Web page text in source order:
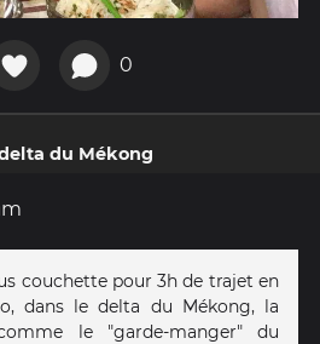
0
du Mékong
couchette pour 3h de trajet en
dans le delta du Mékong, la
le "garde-manger" du